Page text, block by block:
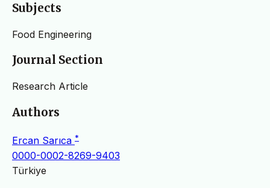
Subjects
Food Engineering
Journal Section
Research Article
Authors
Ercan Sarıca *
0000-0002-8269-9403
Türkiye